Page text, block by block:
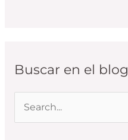
Buscar en el blog